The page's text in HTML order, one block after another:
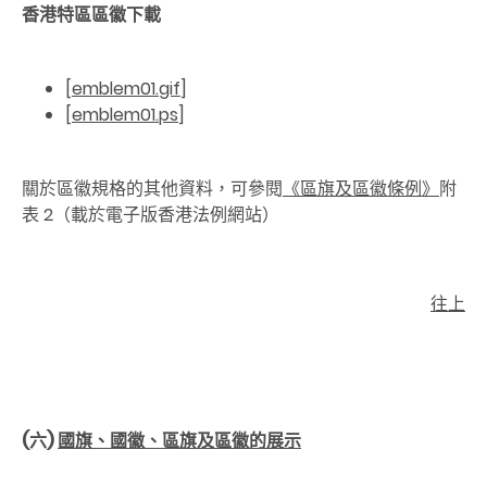
香港特區區徽下載
[emblem01.gif]
[emblem01.ps]
關於區徽規格的其他資料，可參閱 《區旗及區徽條例》 附
表 2 （載於電子版香港法例網站）
往上
(六)國旗、國徽、區旗及區徽的展示